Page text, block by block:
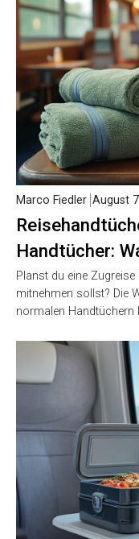
Handtücher:
Marco Fiedler August
Planst du eine
mitnehmen sollst? Die
normalen Handtüchern